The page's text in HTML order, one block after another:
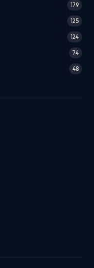
179
125
124
74
48